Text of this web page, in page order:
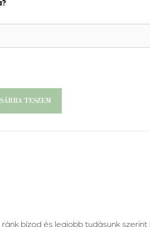
TESZEM
bízod és legjobb tudásunk szerint